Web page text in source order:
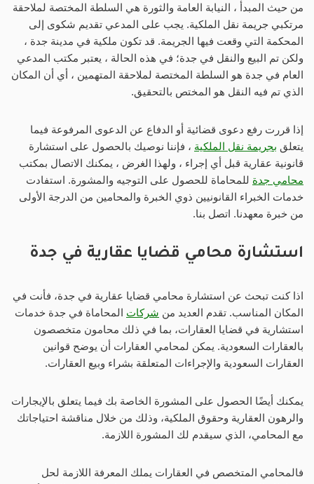
من حيث المبدأ ، النيابة العامة والثورة هي السلطة المختصة لملاحقة
مرتكبي جريمة نقل الملكية. يجب على المدعي تقديم شكوى إلى
المحكمة التي وقعت فيها الجريمة. قد تكون ملكية في مدينة جدة ،
ولكن تم البيع والنقل في جدة؛ في هذه الحالة ، يعتبر مكتب المدعي
العام في جدة هو السلطة المختصة لملاحقة المتهمين ، أي أن المكان
الذي تم فيه النقل هو المختص بالتحقيق.
إذا قررت رفع دعوى قضائية أو الدفاع عن الدعوى المرفوعة فيما
يتعلق بجريمة نقل الملكية ، فإننا نوصيك بالحصول على استشارة
قانونية عقارية قبل أي إجراء ، ولهذا الغرض ، يمكنك الاتصال بمكتب
محامي جدة للمحاماة للحصول على التوجيه والمشورة. استفادت
خدمات الخبراء القانونيين ذوي الخبرة والمحامين من الدرجة الأولى
من خبرة معهدنا. اتصل بنا.
استشارة محامي قضايا عقارية في جدة
اذا كنت تبحث عن استشارة محامي قضايا عقارية في جدة، فأنت في
المكان المناسب. تقدم العديد من شركات المحاماة في جدة خدمات
استشارية في قضايا العقارات، بما في ذلك محامون متخصصون
بالعقارات السعودية. يمكن لمحامي العقارات أن يوضح قوانين
العقارات السعودية والإجراءات المتعلقة بشراء وبيع العقارات.
يمكنك أيضًا الحصول على المشورة الخاصة بك فيما يتعلق بالإيجارات
والرهون العقارية وحقوق الملكية، وذلك من خلال مناقشة احتياجاتك
مع المحامي، الذي سيقدم لك المشورة اللازمة.
فالمحامي المتخصص في العقارات يملك المعرفة اللازمة لحل